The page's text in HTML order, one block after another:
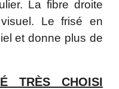
La fibre droite
Le frisé en
et donne plus de
TRÈS CHOISI